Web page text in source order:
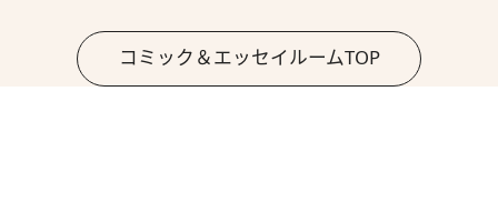
コミック＆エッセイルームTOP